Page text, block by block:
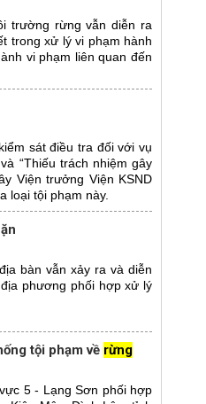
trường rừng vẫn diễn ra
trong xử lý vi phạm hành
vi phạm liên quan đến
sát điều tra đối với vụ
“Thiếu trách nhiệm gây
Viện trưởng Viện KSND
loại tội phạm này.
bàn vẫn xảy ra và diễn
phương phối hợp xử lý
tội phạm về rừng
5 - Lạng Sơn phối hợp